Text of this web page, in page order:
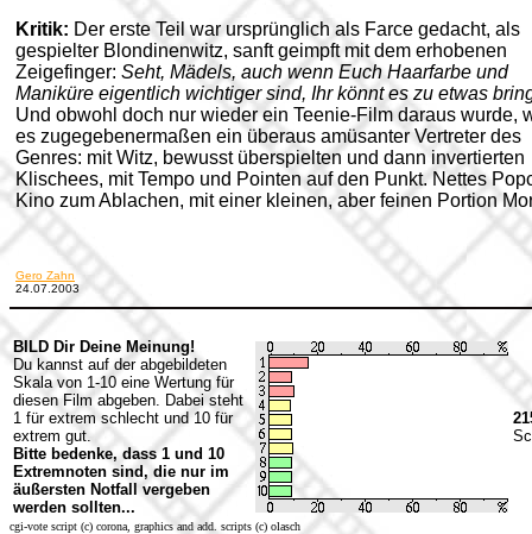
Kritik: Der erste Teil war ursprünglich als Farce gedacht, als
gespielter Blondinenwitz, sanft geimpft mit dem erhobenen
Zeigefinger: Seht, Mädels, auch wenn Euch Haarfarbe und
Maniküre eigentlich wichtiger sind, Ihr könnt es zu etwas
Und obwohl doch nur wieder ein Teenie-Film daraus wurde,
es zugegebenermaßen ein überaus amüsanter Vertreter des
Genres: mit Witz, bewusst überspielten und dann invertierten
Klischees, mit Tempo und Pointen auf den Punkt. Nettes
Kino zum Ablachen, mit einer kleinen, aber feinen Portion
Gero Zahn
24.07.2003
BILD Dir Deine Meinung!
Du kannst auf der abgebildeten
Skala von 1-10 eine Wertung für
diesen Film abgeben. Dabei steht
1 für extrem schlecht und 10 für
extrem gut.
Bitte bedenke, dass 1 und 10
Extremnoten sind, die nur im
äußersten Notfall vergeben
werden sollten...
cgi-vote script (c) corona, graphics and add. scripts (c) olasch